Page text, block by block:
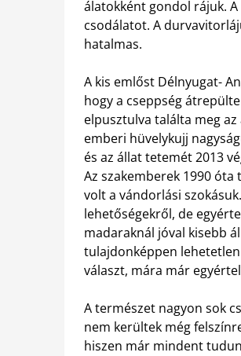
álatokként gondol rájuk.
csodálatot. A
hatalmas.
A kis emlőst Délnyugat-
hogy a cseppség
elpusztulva találta meg
emberi hüvelykujj
és az állat tetemét 2013
Az szakemberek 1990
volt a vándorlási
lehetőségekről, de
madaraknál jóval kisebb
tulajdonképpen
választ, mára már
A természet nagyon sok
nem kerültek még
hiszen már mindent